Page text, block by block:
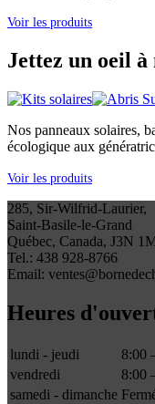
Voir les produits
Jettez un oeil
Nos panneaux solaires,
écologique aux
Voir les produits
285, Sir-Wilfrid-Laurier,
Saint-Basile-le-Grand
Québec, Canada, J3N
Tel.: 438 928-8766
Email:
Heures
lundi - jeudi
8:00
vendredi
8:00
samedi - dimanche